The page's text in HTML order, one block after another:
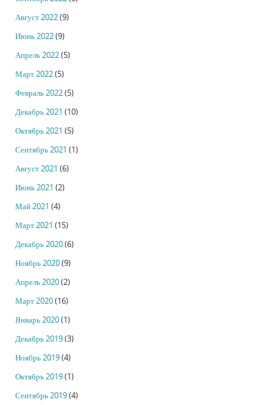
Август 2022(9)
Июнь 2022(9)
Апрель 2022(5)
Март 2022(5)
Февраль 2022(5)
Декабрь 2021 (10)
Октябрь 2021 (5)
Сентябрь 2021 (1)
Август 2021 (6)
Июнь 2021 (2)
Май 2021 (4)
Март 2021 (15)
Декабрь 2020(6)
Ноябрь 2020(9)
Апрель 2020(2)
Март 2020(16)
Январь 2020(1)
Декабрь 2019(3)
Ноябрь 2019(4)
Октябрь 2019(1)
Сентябрь 2019(4)